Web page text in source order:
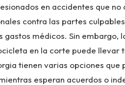
en accidentes que
contra las partes
gastos médicos. Sin embargo,
en la corte puede llevar
tienen varias opciones que
esperan acuerdos o